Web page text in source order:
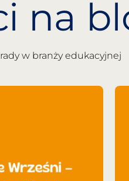
na
w branży edukacyjnej